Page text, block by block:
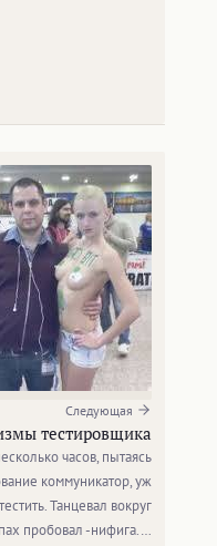
Следующая
тестировщика
часов, пытаясь
коммуникатор, уж
Танцевал вокруг
пробовал -нифига.…